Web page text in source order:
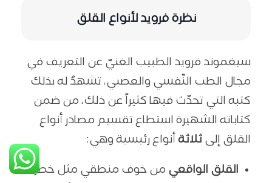
نظرة فرويد لأنواع القلق
سيغموند فرويد الطبيب الغنيّ عن التعريف في
مجال الطب النّفسي والعصبي، تشهدُ له بذلك
كتبه التي تحدّث فيها كثيراً عن ذلك، من ضمن
كتاباته الشهيرة استطاع تقسيم مصادر أنواع
القلق إلى ثلاثة أنواع رئيسية وهي:
القلق الواقعي من خوف منطقي مثل خطر